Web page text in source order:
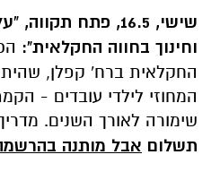
שישי, 16.5, פתח
וחינוך בחווה החקלאית":
החקלאית ברח' קפלן,
המחוזי לילדי עובדים -
שימורה לאורך השנים.
תשלום אבל מותנה